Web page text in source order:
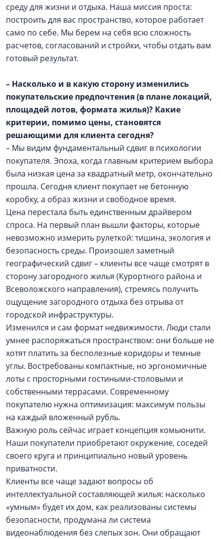
среду для жизни и отдыха. Наша миссия проста:
построить для вас пространство, которое работает
само по себе. Мы берем на себя всю сложность
расчетов, согласований и стройки, чтобы отдать вам
готовый результат.
– Насколько и в какую сторону изменились
покупательские предпочтения (в плане локаций,
площадей лотов, формата жилья)? Какие
критерии, помимо цены, становятся
решающими для клиента сегодня?
– Мы видим фундаментальный сдвиг в психологии
покупателя. Эпоха, когда главным критерием выбора
была низкая цена за квадратный метр, окончательно
прошла. Сегодня клиент покупает не бетонную
коробку, а образ жизни и свободное время.
Цена перестала быть единственным драйвером
спроса. На первый план вышли факторы, которые
невозможно измерить рулеткой: тишина, экология и
безопасность среды. Произошел заметный
географический сдвиг – клиенты все чаще смотрят в
сторону загородного жилья (Курортного района и
Всеволожского направления), стремясь получить
ощущение загородного отдыха без отрыва от
городской инфраструктуры.
Изменился и сам формат недвижимости. Люди стали
умнее распоряжаться пространством: они больше не
хотят платить за бесполезные коридоры и темные
углы. Востребованы компактные, но эргономичные
лоты с просторными гостиными-столовыми и
собственными террасами. Современному
покупателю нужна оптимизация: максимум пользы
на каждый вложенный рубль.
Важную роль сейчас играет концепция комьюнити.
Наши покупатели приобретают окружение, соседей
своего круга и принципиально новый уровень
приватности.
Клиенты все чаще задают вопросы об
интеллектуальной составляющей жилья: насколько
«умным» будет их дом, как реализованы системы
безопасности, продумана ли система
видеонаблюдения без слепых зон. Они обращают